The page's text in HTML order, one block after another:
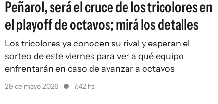
Peñarol, será el cruce de los tricolores en
el playoff de octavos; mirá los detalles
Los tricolores ya conocen su rival y esperan el
sorteo de este viernes para ver a qué equipo
enfrentarán en caso de avanzar a octavos
29 de mayo 2026 7:42 hs